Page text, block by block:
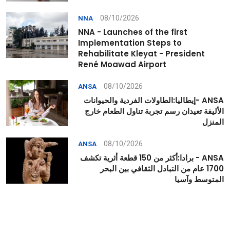
NNA 08/10/2026
NNA - Launches of the first
Implementation Steps to
Rehabilitate Kleyat - President
René Moawad Airport
ANSA 08/10/2026
ANSA -إيطاليا:الطاولات الفردية والحيوانات
الأليفة تعيدان رسم تجربة تناول الطعام خارج
المنزل
ANSA 08/10/2026
ANSA - برادا:أكثر من 150 قطعة أثرية تكشف
1700 عام من التبادل الثقافي بين البحر
المتوسط وآسيا